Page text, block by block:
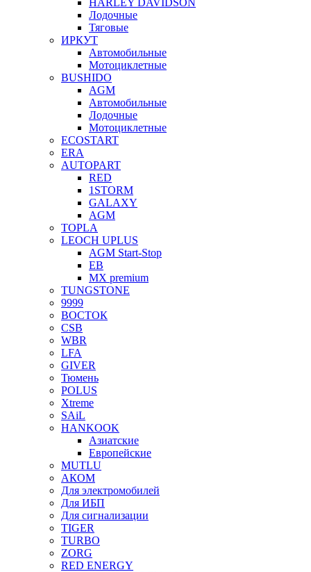
HARLEY DAVIDSON
Лодочные
Тяговые
ИРКУТ
Автомобильные
Мотоциклетные
BUSHIDO
AGM
Автомобильные
Лодочные
Мотоциклетные
ECOSTART
ERA
AUTOPART
RED
1STORM
GALAXY
AGM
TOPLA
LEOCH UPLUS
AGM Start-Stop
EB
MX premium
TUNGSTONE
9999
ВОСТОК
CSB
WBR
LFA
GIVER
Тюмень
POLUS
Xtreme
SAiL
HANKOOK
Азиатские
Европейские
MUTLU
АКОМ
Для электромобилей
Для ИБП
Для сигнализации
TIGER
TURBO
ZORG
RED ENERGY